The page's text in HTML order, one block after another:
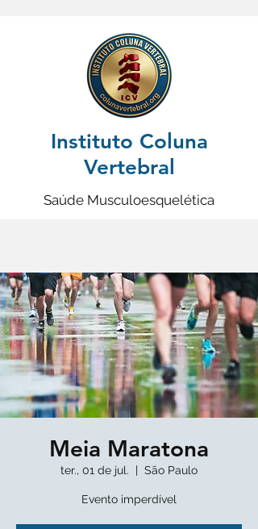
Instituto Coluna
Vertebral
Saúde Musculoesquelética
Meia Maratona
ter., 01 de jul.
  |
São Paulo
Evento imperdível